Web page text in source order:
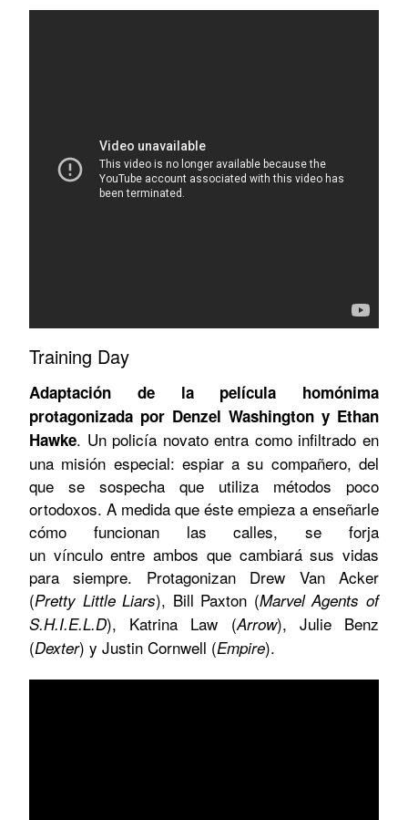
Training Day
Adaptación de la película homónima
protagonizada por Denzel Washington y Ethan
Hawke. Un policía novato entra como infiltrado en
una misión especial: espiar a su compañero, del
que se sospecha que utiliza métodos poco
ortodoxos. A medida que éste empieza a enseñarle
cómo funcionan las calles, se forja
un vínculo entre ambos que cambiará sus vidas
para siempre. Protagonizan Drew Van Acker
(Pretty Little Liars), Bill Paxton (Marvel Agents of
S.H.I.E.L.D), Katrina Law (Arrow), Julie Benz
(Dexter) y Justin Cornwell (Empire).